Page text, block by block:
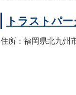
トラストパ
住所：福岡県北九州